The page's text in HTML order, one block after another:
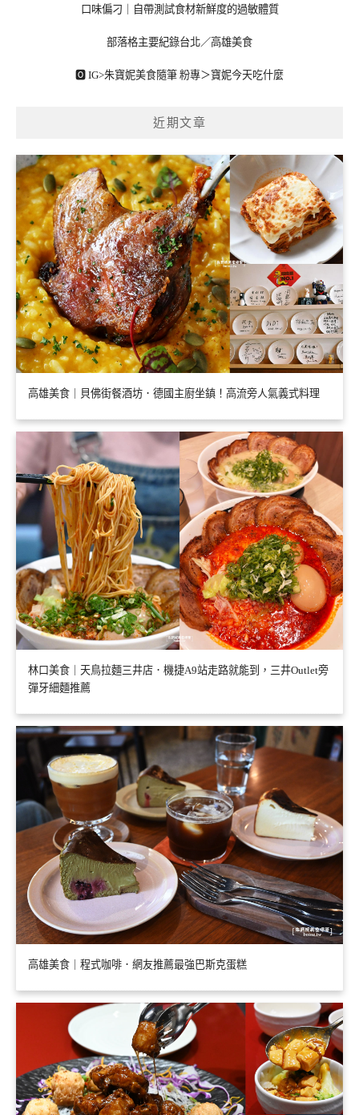
口味偏刁｜自帶測試食材新鮮度的過敏體質
部落格主要紀錄台北／高雄美食
🅾 IG>朱寶妮美食隨筆 粉專＞寶妮今天吃什麼
近期文章
高雄美食｜貝佛街餐酒坊．德國主廚坐鎮！高流旁人氣義式料理
林口美食｜天鳥拉麵三井店．機捷A9站走路就能到，三井Outlet旁
彈牙細麵推薦
高雄美食｜程式咖啡．網友推薦最強巴斯克蛋糕